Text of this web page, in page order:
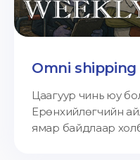
Omni
Цаагуур чинь юу
Ерөнхийлөгчийн
ямар байдлаар